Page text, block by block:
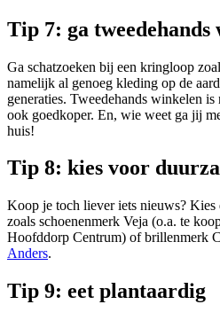
Tip 7: ga tweedehands
Ga schatzoeken bij een kringloop
namelijk al genoeg kleding op de
generaties. Tweedehands winkelen
ook goedkoper. En, wie weet ga jij
huis!
Tip 8: kies voor
Koop je toch liever iets nieuws? Kies
zoals schoenenmerk Veja (o.a. te
Hoofddorp Centrum) of brillenmerk
Anders.
Tip 9: eet plantaardig